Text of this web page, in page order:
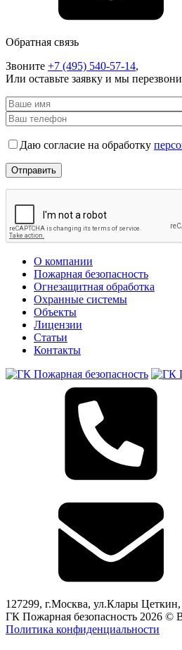
Обратная связь
Звоните +7 (495) 540-57-14,
Или оставьте заявку и мы
Даю согласие на обработку
О компании
Пожарная безопасность
Огнезащитная обработка
Охранные системы
Объекты
Лицензии
Статьи
Контакты
127299, г.Москва, ул.Клары
ГК Пожарная безопасность 2026 ©
Политика конфиденциальности